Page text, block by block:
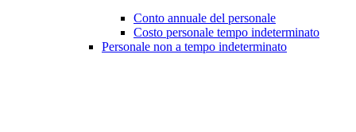
Conto annuale del personale
Costo personale tempo indeterminato
Personale non a tempo indeterminato